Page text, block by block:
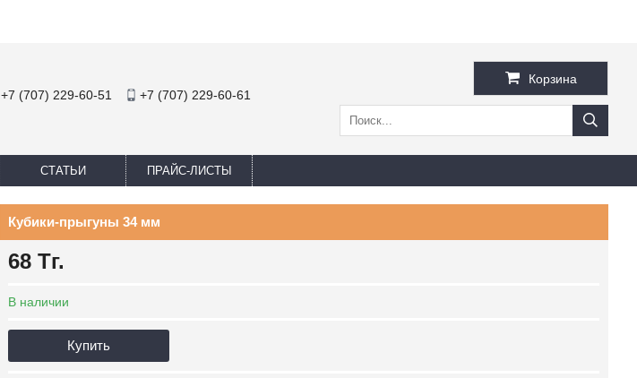
+7 (707) 229-60-51 +7 (707) 229-60-61
Корзина
СТАТЬИ ПРАЙС-ЛИСТЫ
Кубики-прыгуны 34 мм
68 Тг.
В наличии
Купить